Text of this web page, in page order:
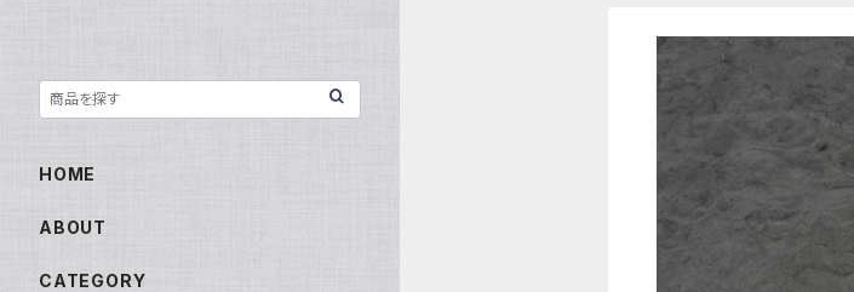
HOME
ABOUT
CATEGORY